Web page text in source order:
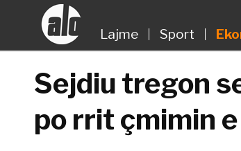
Lajme Sport
Sejdiu tregon
po rrit çmimin